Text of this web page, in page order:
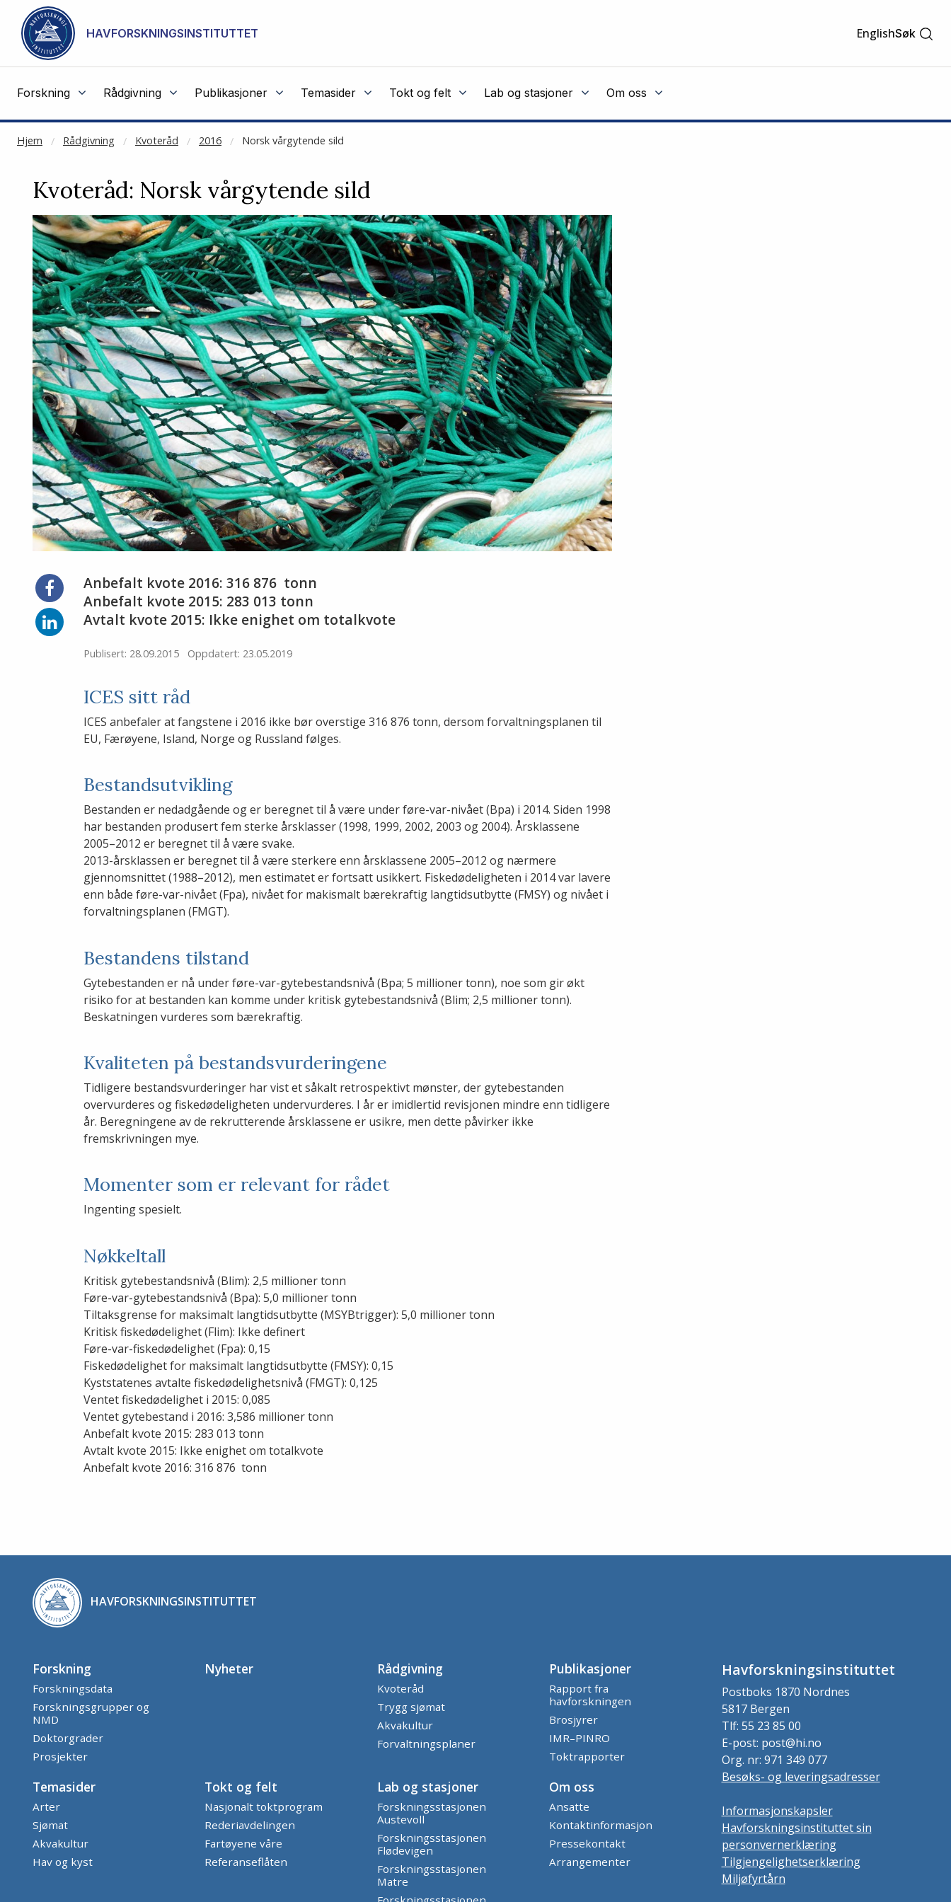
Gå til hovedinnhold
HAVFORSKNINGSINSTITUTTET EnglishSøk
Forskning Rådgivning Publikasjoner Temasider Tokt og felt Lab og stasjoner Om oss
Hjem Rådgivning Kvoteråd 2016 Norsk vårgytende sild
NOT CACHED
Kvoteråd: Norsk vårgytende sild
Anbefalt kvote 2016: 316 876 tonn
Anbefalt kvote 2015: 283 013 tonn
Avtalt kvote 2015: Ikke enighet om totalkvote
Publisert: 28.09.2015 Oppdatert: 23.05.2019
ICES sitt råd
ICES anbefaler at fangstene i 2016 ikke bør overstige 316 876 tonn, dersom forvaltningsplanen til
EU, Færøyene, Island, Norge og Russland følges.
Bestandsutvikling
Bestanden er nedadgående og er beregnet til å være under føre-var-nivået (Bpa) i 2014. Siden 1998
har bestanden produsert fem sterke årsklasser (1998, 1999, 2002, 2003 og 2004). Årsklassene
2005–2012 er beregnet til å være svake.
2013-årsklassen er beregnet til å være sterkere enn årsklassene 2005–2012 og nærmere
gjennomsnittet (1988–2012), men estimatet er fortsatt usikkert. Fiskedødeligheten i 2014 var lavere
enn både føre-var-nivået (Fpa), nivået for makismalt bærekraftig langtidsutbytte (FMSY) og nivået i
forvaltningsplanen (FMGT).
Bestandens tilstand
Gytebestanden er nå under føre-var-gytebestandsnivå (Bpa; 5 millioner tonn), noe som gir økt
risiko for at bestanden kan komme under kritisk gytebestandsnivå (Blim; 2,5 millioner tonn).
Beskatningen vurderes som bærekraftig.
Kvaliteten på bestandsvurderingene
Tidligere bestandsvurderinger har vist et såkalt retrospektivt mønster, der gytebestanden
overvurderes og fiskedødeligheten undervurderes. I år er imidlertid revisjonen mindre enn tidligere
år. Beregningene av de rekrutterende årsklassene er usikre, men dette påvirker ikke
fremskrivningen mye.
Momenter som er relevant for rådet
Ingenting spesielt.
Nøkkeltall
Kritisk gytebestandsnivå (Blim): 2,5 millioner tonn
Føre-var-gytebestandsnivå (Bpa): 5,0 millioner tonn
Tiltaksgrense for maksimalt langtidsutbytte (MSYBtrigger): 5,0 millioner tonn
Kritisk fiskedødelighet (Flim): Ikke definert
Føre-var-fiskedødelighet (Fpa): 0,15
Fiskedødelighet for maksimalt langtidsutbytte (FMSY): 0,15
Kyststatenes avtalte fiskedødelighetsnivå (FMGT): 0,125
Ventet fiskedødelighet i 2015: 0,085
Ventet gytebestand i 2016: 3,586 millioner tonn
Anbefalt kvote 2015: 283 013 tonn
Avtalt kvote 2015: Ikke enighet om totalkvote
Anbefalt kvote 2016: 316 876 tonn
Del
på
Facebook
Del
på
LinkedIn
HAVFORSKNINGSINSTITUTTET
Forskning
Forskningsdata
Forskningsgrupper og
NMD
Doktorgrader
Prosjekter
Nyheter Rådgivning
Kvoteråd
Trygg sjømat
Akvakultur
Forvaltningsplaner
Publikasjoner
Rapport fra
havforskningen
Brosjyrer
IMR–PINRO
Toktrapporter
Temasider
Arter
Sjømat
Akvakultur
Hav og kyst
Tokt og felt
Nasjonalt toktprogram
Rederiavdelingen
Fartøyene våre
Referanseflåten
Lab og stasjoner
Forskningsstasjonen
Austevoll
Forskningsstasjonen
Flødevigen
Forskningsstasjonen
Matre
Om oss
Ansatte
Kontaktinformasjon
Pressekontakt
Arrangementer
Havforskningsinstituttet
Postboks 1870 Nordnes
5817 Bergen
Tlf: 55 23 85 00
E-post: post@hi.no
Org. nr: 971 349 077
Besøks- og leveringsadresser
Informasjonskapsler
Havforskningsinstituttet sin
personvernerklæring
Tilgjengelighetserklæring
Miljøfyrtårn